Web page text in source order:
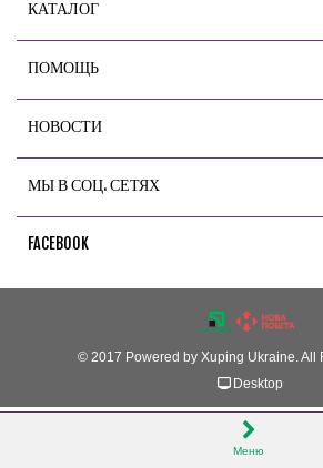
КАТАЛОГ
ПОМОЩЬ
НОВОСТИ
МЫ В СОЦ. СЕТЯХ
FACEBOOK
© 2017 Powered by Xuping Ukraine. All
Desktop
Меню